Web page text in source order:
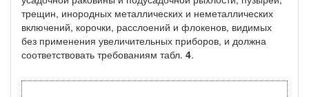
трещин, инородных металлических и неметаллических
включений, корочки, расслоений и флокенов, видимых
без применения увеличительных приборов, и должна
соответствовать требованиям табл. 4.